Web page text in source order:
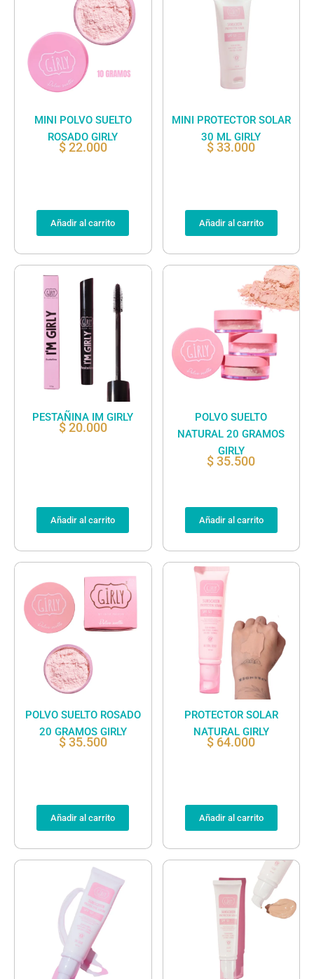
MINI POLVO SUELTO
ROSADO GIRLY
$22.000
Añadir al carrito
MINI PROTECTOR SOLAR
30 ML GIRLY
$33.000
Añadir al carrito
PESTAÑINA IM GIRLY
$20.000
Añadir al carrito
POLVO SUELTO
NATURAL 20 GRAMOS
GIRLY
$35.500
Añadir al carrito
POLVO SUELTO ROSADO
20 GRAMOS GIRLY
$35.500
Añadir al carrito
PROTECTOR SOLAR
NATURAL GIRLY
$ 64.000
Añadir al carrito